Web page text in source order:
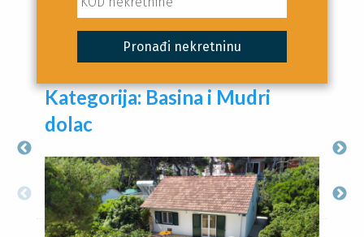
Kategorija:Basina i Mudri
dolac